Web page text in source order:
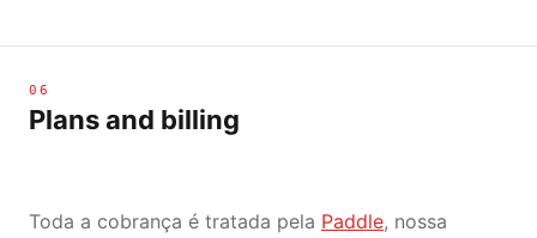
06
Plans and billing
Toda a cobrança é tratada pela Paddle, nossa